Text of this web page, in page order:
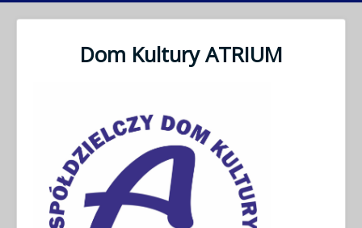
Dom Kultury ATRIUM